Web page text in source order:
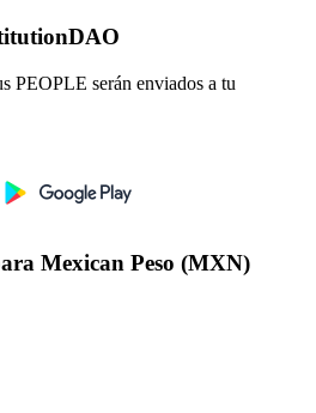
PEOPLE serán enviados a tu
Mexican Peso (MXN)